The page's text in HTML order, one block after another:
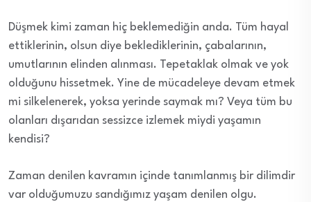
Düşmek kimi zaman hiç beklemediğin anda. Tüm hayal
ettiklerinin, olsun diye beklediklerinin, çabalarının,
umutlarının elinden alınması. Tepetaklak olmak ve yok
olduğunu hissetmek. Yine de mücadeleye devam etmek
mi silkelenerek, yoksa yerinde saymak mı? Veya tüm bu
olanları dışarıdan sessizce izlemek miydi yaşamın
kendisi?
Zaman denilen kavramın içinde tanımlanmış bir dilimdir
var olduğumuzu sandığımız yaşam denilen olgu.